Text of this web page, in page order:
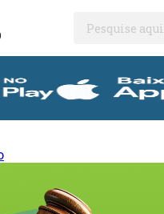
Pesquise aqui...